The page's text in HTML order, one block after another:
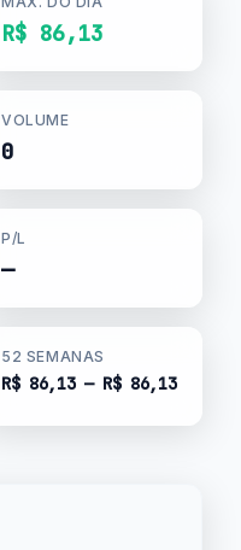
R$ 86,13
VOLUME
0
P/L
—
52 SEMANAS
R$ 86,13 — R$ 86,13